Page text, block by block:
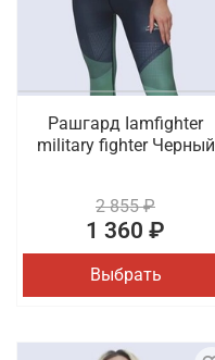
Рашгард Iamfighter
military fighter Черный
2 855 ₽
1 360 ₽
Выбрать